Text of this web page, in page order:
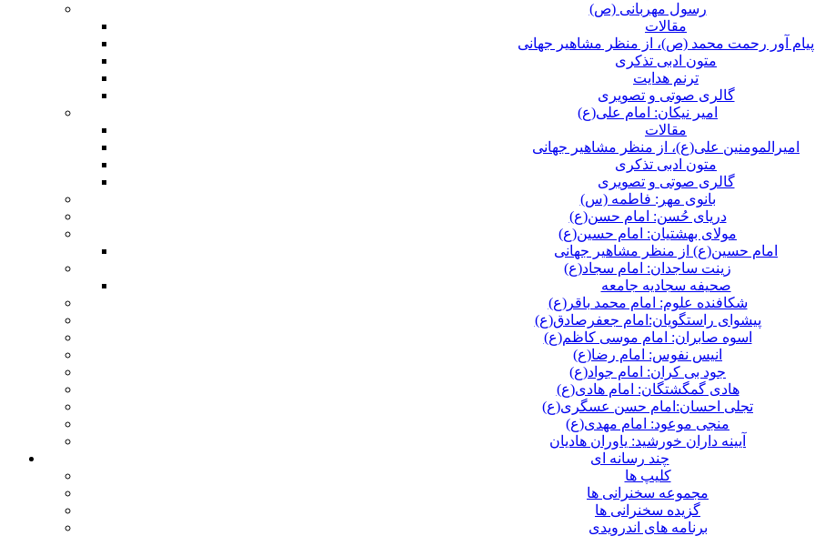
رسول مهربانی (ص)
مقالات
پیام آور رحمت محمد (ص)، از منظر مشاهیر جهانی
متون ادبی تذکری
ترنم هدایت
گالری صوتی و تصویری
امیر نیکان: امام علی(ع)
مقالات
امیرالمومنین علی(ع)، از منظر مشاهیر جهانی
متون ادبی تذکری
گالری صوتی و تصویری
بانوی مهر: فاطمه (س)
دریای حُسن: امام حسن(ع)
مولای بهشتیان: امام حسین(ع)
امام حسین(ع) از منظر مشاهیر جهانی
زینت ساجدان: امام سجاد(ع)
صحیفه سجادیه جامعه
شکافنده علوم: امام محمد باقر(ع)
پیشوای راستگویان:امام جعفرصادق(ع)
اسوه صابران: امام موسی کاظم(ع)
انیس نفوس: امام رضا(ع)
جود بی کران: امام جواد(ع)
هادی گمگشتگان: امام هادی(ع)
تجلی احسان:امام حسن عسگری(ع)
منجی موعود: امام مهدی(ع)
آیینه داران خورشید: یاوران هادیان
چند رسانه ای
کلیپ ها
مجموعه سخنرانی ها
گزیده سخنرانی ها
برنامه های اندرویدی